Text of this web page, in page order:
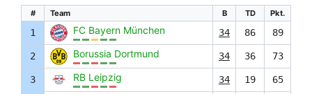
# Team B TD Pkt.
1 FC Bayern München 34 86 89
2 Borussia Dortmund 34 36 73
3 RB Leipzig 34 19 65